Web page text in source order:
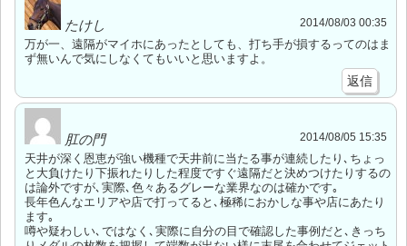
たけし 2014/08/03 00:35
万が一、遠隔がマイホにあったとしても、打ち手が損するってのはま
ず無いんで気にしなくてもいいと思いますよ。
返信
肛の門 2014/08/05 15:35
天井が深く恩恵が強い機種で天井前に当たる事が連続したり､ちょっ
と大負けたり下振れたりした程度ですぐ遠隔だと決めつけたりするの
は論外ですが､実際､色々あるグレーな業界なのは確かです｡
長年色んなエリアや店で打ってると､極稀におかしな事や店にあたり
ます｡
噂や疑わしい､ではなく､実際に自分の目で確認した事例だと､きっち